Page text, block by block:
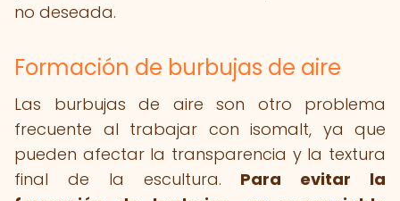
no deseada.
Formación de burbujas de aire
Las burbujas de aire son otro problema
frecuente al trabajar con isomalt, ya que
pueden afectar la transparencia y la textura
final de la escultura. Para evitar la